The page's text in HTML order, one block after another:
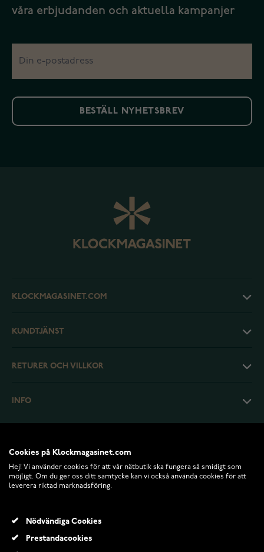
våra erbjudanden och aktuella kampanjer
BESTÄLL NYHETSBREV
KLOCKMAGASINET.COM
KUNDTJÄNST
RETURER OCH VILLKOR
INFO
© 2026 Klockmagasinet.com
Cookies på Klockmagasinet.com
Hej! Vi använder cookies för att vår nätbutik ska fungera så smidigt som
möjligt. Om du ger oss ditt samtycke kan vi också använda cookies för att
leverera riktad marknadsföring.
Nödvändiga Cookies
Prestandacookies